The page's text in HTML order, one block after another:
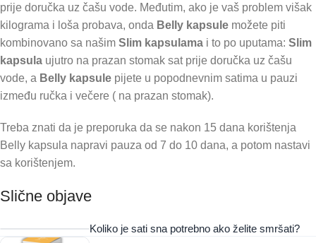
prije doručka uz čašu vode. Međutim, ako je vaš problem višak
kilograma i loša probava, onda Belly kapsule možete piti
kombinovano sa našim Slim kapsulama i to po uputama: Slim
kapsula ujutro na prazan stomak sat prije doručka uz čašu
vode, a Belly kapsule pijete u popodnevnim satima u pauzi
između ručka i večere ( na prazan stomak).
Treba znati da je preporuka da se nakon 15 dana korištenja
Belly kapsula napravi pauza od 7 do 10 dana, a potom nastavi
sa korištenjem.
Slične objave
Koliko je sati sna potrebno ako želite smršati?